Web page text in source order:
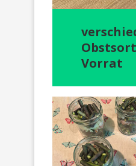
Vorrat